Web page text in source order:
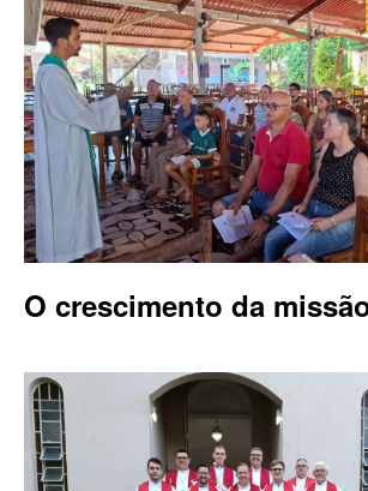
O crescimento da